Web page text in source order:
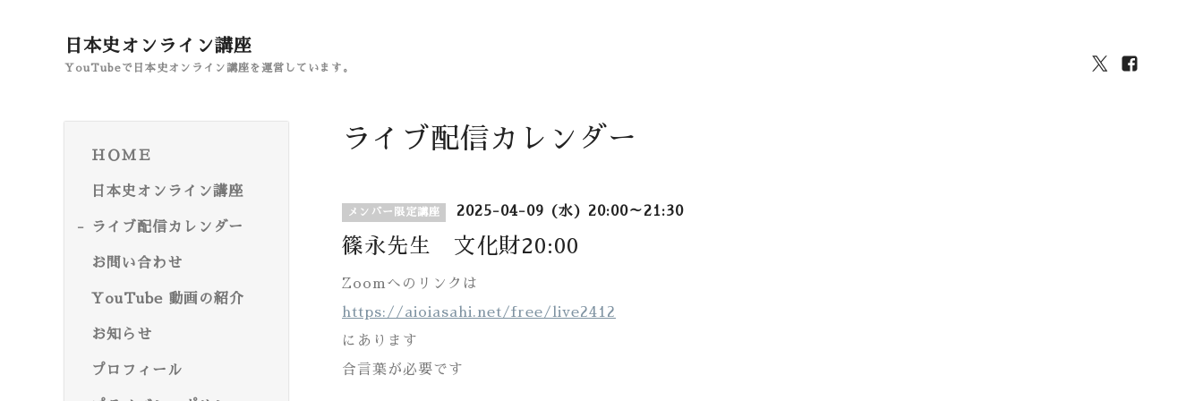
日本史オンライン講座
YouTubeで日本史オンライン講座を運営しています。
ＨＯＭＥ
日本史オンライン講座
ライブ配信カレンダー
お問い合わせ
YouTube 動画の紹介
お知らせ
プロフィール
ライブ配信カレンダー
メンバー限定講座 2025-04-09 (水) 20:00～21:30
篠永先生 文化財20:00
Zoomへのリンクは
https://aioiasahi.net/free/live2412
にあります
合言葉が必要です